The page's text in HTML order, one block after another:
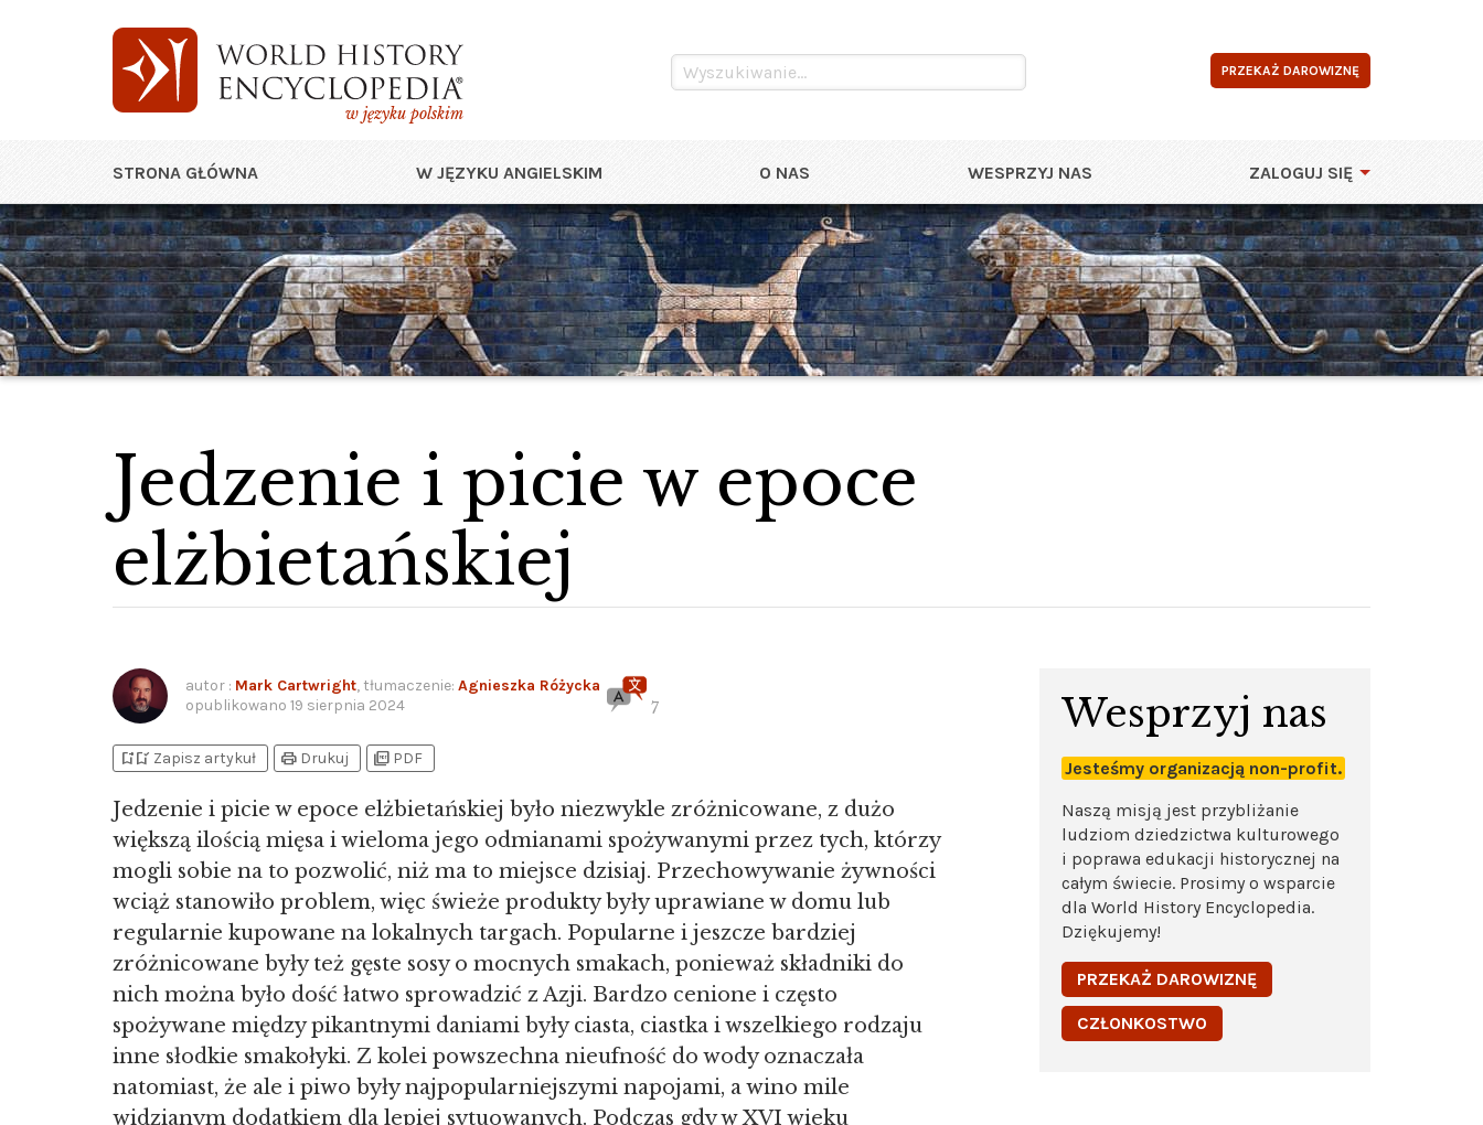
w języku polskim
PRZEKAŻ DAROWIZNĘ
STRONA GŁÓWNA W JĘZYKU ANGIELSKIM O NAS WESPRZYJ NAS ZALOGUJ SIĘ
Jedzenie i picie w epoce
elżbietańskiej
autor : Mark Cartwright, tłumaczenie: Agnieszka Różycka
opublikowano 19 sierpnia 2024 7
bookmark_addbookmark_added Zapisz artykuł print Drukuj picture_as_pdf PDF
Jedzenie i picie w epoce elżbietańskiej było niezwykle zróżnicowane, z dużo
większą ilością mięsa i wieloma jego odmianami spożywanymi przez tych, którzy
mogli sobie na to pozwolić, niż ma to miejsce dzisiaj. Przechowywanie żywności
wciąż stanowiło problem, więc świeże produkty były uprawiane w domu lub
regularnie kupowane na lokalnych targach. Popularne i jeszcze bardziej
zróżnicowane były też gęste sosy o mocnych smakach, ponieważ składniki do
nich można było dość łatwo sprowadzić z Azji. Bardzo cenione i często
spożywane między pikantnymi daniami były ciasta, ciastka i wszelkiego rodzaju
inne słodkie smakołyki. Z kolei powszechna nieufność do wody oznaczała
natomiast, że ale i piwo były najpopularniejszymi napojami, a wino mile
widzianym dodatkiem dla lepiej sytuowanych. Podczas gdy w XVI wieku
Wesprzyj nas
Jesteśmy organizacją non-profit.
Naszą misją jest przybliżanie
ludziom dziedzictwa kulturowego
i poprawa edukacji historycznej na
całym świecie. Prosimy o wsparcie
dla World History Encyclopedia.
Dziękujemy!
PRZEKAŻ DAROWIZNĘ
CZŁONKOSTWO